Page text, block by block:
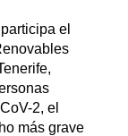
el
2, el
más grave